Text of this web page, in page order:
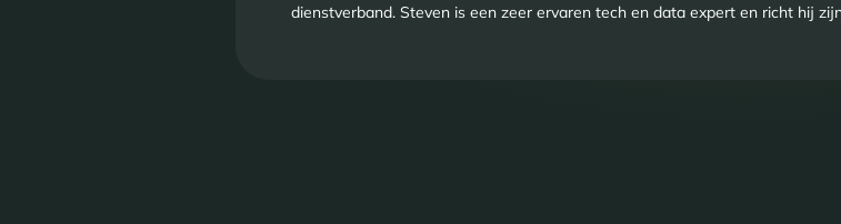
dienstverband. Steven is een zeer ervaren tech en data expert en richt hij